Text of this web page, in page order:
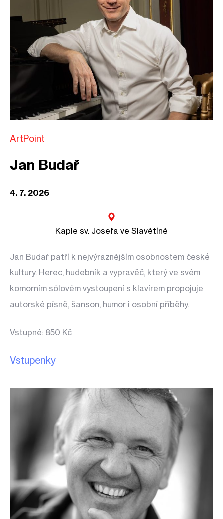
ArtPoint
Jan Budař
4. 7. 2026
Kaple sv. Josefa ve Slavětíně
Jan Budař patří k nejvýraznějším osobnostem české
kultury. Herec, hudebník a vypravěč, který ve svém
komorním sólovém vystoupení s klavírem propojuje
autorské písně, šanson, humor i osobní příběhy.
Vstupné: 850 Kč
Vstupenky